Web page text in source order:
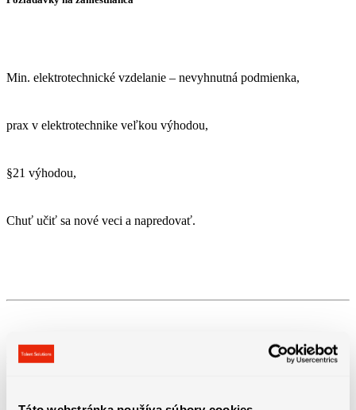
Min. elektrotechnické vzdelanie – nevyhnutná podmienka,
prax v elektrotechnike veľkou výhodou,
§21 výhodou,
Chuť učiť sa nové veci a napredovať.
Benefity práce